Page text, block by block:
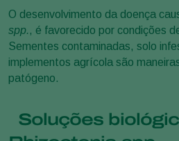
O desenvolvimento da doença
spp., é favorecido por condições
Sementes contaminadas, solo
implementos agrícola são
patógeno.
Soluções